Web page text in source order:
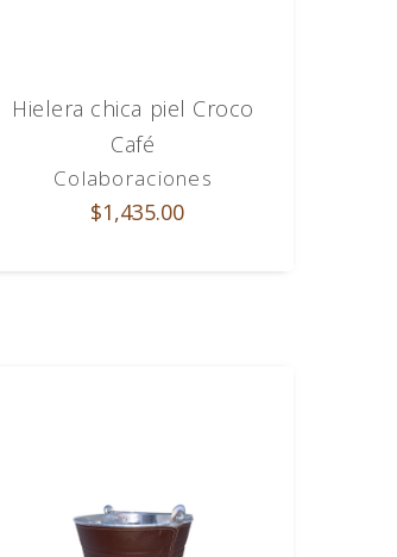
Hielera chica piel Croco
Café
Colaboraciones
$1,435.00